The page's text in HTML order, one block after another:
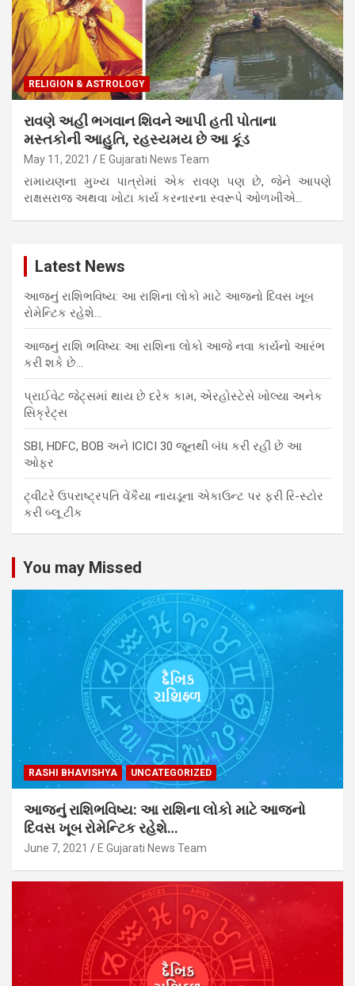
RELIGION & ASTROLOGY
રાવણે અહીં ભગવાન શિવને આપી હતી પોતાના
મસ્તકોની આહુતિ, રહસ્યમય છે આ કૂંડ
May 11, 2021 E Gujarati News Team
રામાયણના મુખ્ય પાત્રોમાં એક રાવણ પણ છે, જેને આપણે
રાક્ષસરાજ અથવા ખોટા કાર્ય કરનારના સ્વરૂપે ઓળખીએ…
Latest News
આજનું રાશિભવિષ્ય: આ રાશિના લોકો માટે આજનો દિવસ ખૂબ
રોમેન્ટિક રહેશે…
આજનું રાશિ ભવિષ્ય: આ રાશિના લોકો આજે નવા કાર્યનો આરંભ
કરી શકે છે…
પ્રાઈવેટ જેટ્સમાં થાય છે દરેક કામ, એરહોસ્ટેસે ખોલ્યા અનેક
સિક્રેટ્સ
SBI, HDFC, BOB અને ICICI 30 જૂનથી બંધ કરી રહી છે આ
ઓફર
ટ્વીટરે ઉપરાષ્ટ્રપતિ વેંકૈયા નાયડૂના એકાઉન્ટ પર ફરી રિ-સ્ટોર
કરી બ્લૂ ટીક
You may Missed
RASHI BHAVISHYA UNCATEGORIZED
આજનું રાશિભવિષ્ય: આ રાશિના લોકો માટે આજનો
દિવસ ખૂબ રોમેન્ટિક રહેશે…
June 7, 2021 E Gujarati News Team